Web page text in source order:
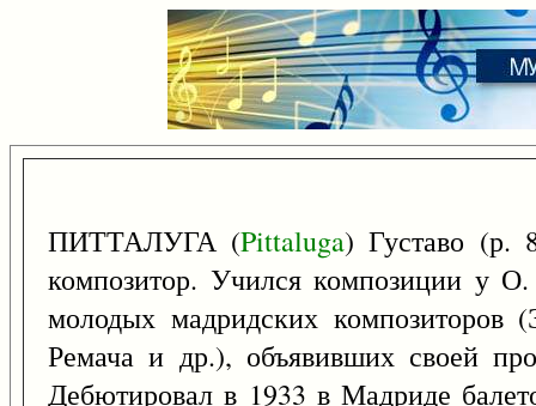
ПИТТАЛУГА (Pittaluga) Густаво (р.
композитор. Учился композиции у
молодых мадридских
Ремача и др.), объявивших своей
Дебютировал в 1933 в Мадриде